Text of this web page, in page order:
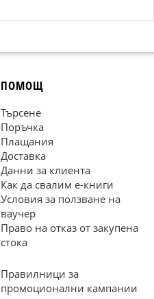
ПОМОЩ
Търсене
Поръчка
Плащания
Доставка
Данни за клиента
Как да свалим е-книги
Условия за ползване на
ваучер
Право на отказ от закупена
стока
Правилници за
промоционални кампании